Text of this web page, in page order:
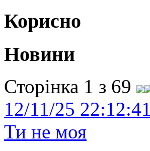
Корисно
Новини
Сторінка 1 з 69
12/11/25 22:12:41
Ти не моя